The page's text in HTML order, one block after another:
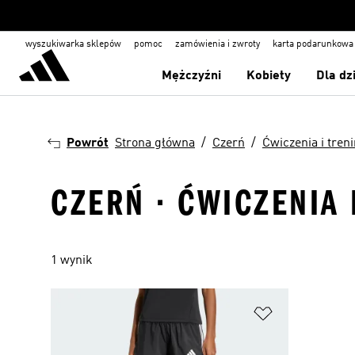
wyszukiwarka sklepów pomoc zamówienia i zwroty karta podarunkowa
Mężczyźni Kobiety Dla
Powrót Strona główna Czerń Ćwiczenia i
CZERŃ · ĆWICZENIA
1 wynik